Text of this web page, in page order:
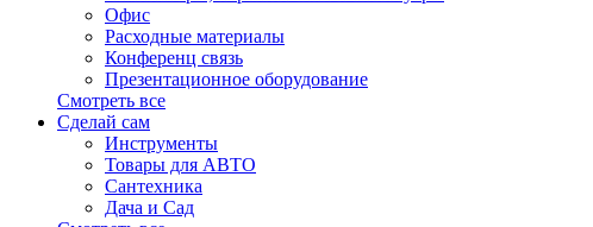
Офис
Расходные материалы
Конференц связь
Презентационное оборудование
Смотреть все
Сделай сам
Инструменты
Товары для АВТО
Сантехника
Дача и Сад